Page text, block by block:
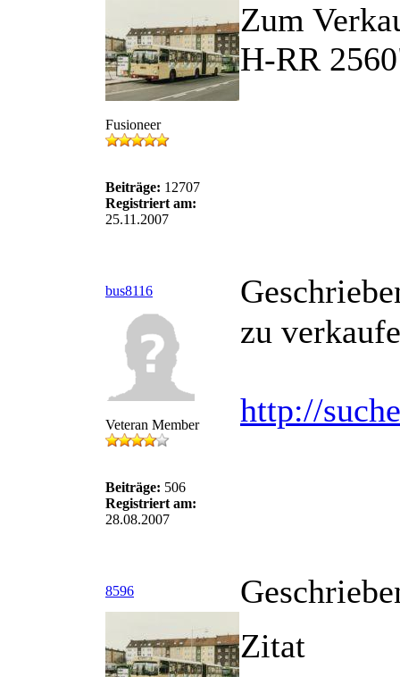
Fusioneer
Beiträge: 12707
Registriert am:
25.11.2007
Zum
H-RR
bus8116
Veteran Member
Beiträge: 506
Registriert am:
28.08.2007
zu
http://
8596
Zitat